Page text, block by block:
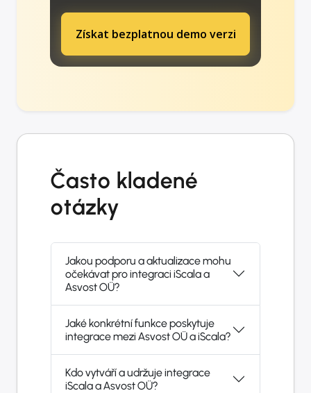
Získat bezplatnou demo verzi
Často kladené
otázky
Jakou podporu a aktualizace mohu
očekávat pro integraci iScala a
Asvost OÜ?
Jaké konkrétní funkce poskytuje
integrace mezi Asvost OÜ a iScala?
Kdo vytváří a udržuje integrace
iScala a Asvost OÜ?